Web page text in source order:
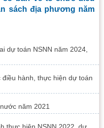
sách địa phương năm
dự toán NSNN năm 2024,
hành, thực hiện dự toán
năm 2021